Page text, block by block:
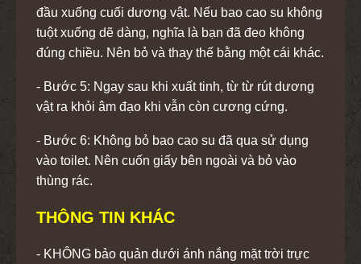
đầu xuống cuối dương vật. Nếu bao cao su không
tuột xuống dẽ dàng, nghĩa là bạn đã đeo không
đúng chiều. Nên bỏ và thay thế bằng một cái khác.
- Bước 5: Ngay sau khi xuất tinh, từ từ rút dương
vật ra khỏi âm đạo khi vẫn còn cương cứng.
- Bước 6: Không bỏ bao cao su đã qua sử dụng
vào toilet. Nên cuốn giấy bên ngoài và bỏ vào
thùng rác.
THÔNG TIN KHÁC
- KHÔNG bảo quản dưới ánh nắng mặt trời trực